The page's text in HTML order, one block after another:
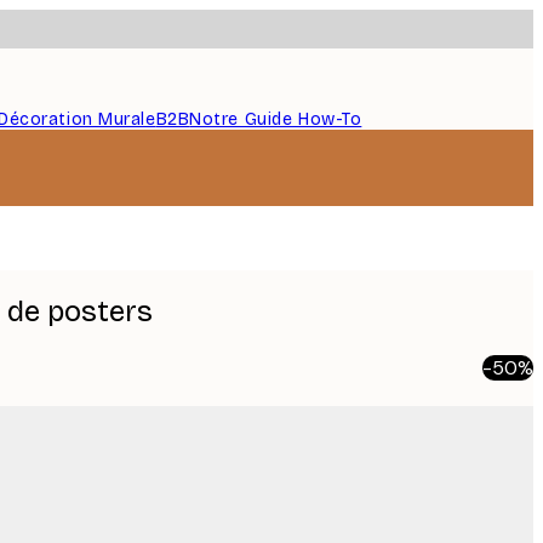
MuraleB2BNotre Guide How-To
de posters
-50%